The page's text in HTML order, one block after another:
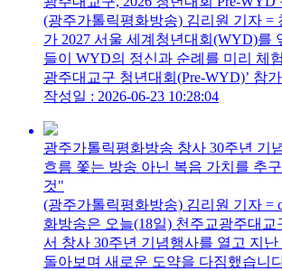
(광주가톨릭평화방송) 김리원 기자 =
가 2027 서울 세계청년대회(WYD)를
들이 WYD의 정신과 순례를 미리 체
광주대교구 청년대회(Pre-WYD)’ 참
작성일 : 2026-06-23 10:28:04
광주가톨릭평화방송 창사 30주년 기
흐름 쫓는 방송 아닌 복음 가치를 추
것"
(광주가톨릭평화방송) 김리원 기자 =
화방송은 오늘(18일) 천주교광주대교
서 창사 30주년 기념행사를 열고 지
돌아보며 새로운 도약을 다짐했습니